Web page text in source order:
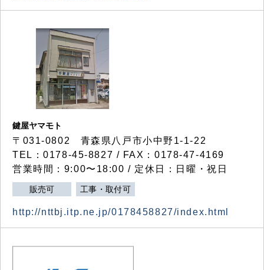
鍵屋ヤマモト
〒031-0802 青森県八戸市小中野1-1-22
TEL：0178-45-8827 / FAX：0178-47-4169
営業時間：9:00〜18:00 / 定休日：日曜・祝日
販売可 工事・取付可
http://nttbj.itp.ne.jp/0178458827/index.html